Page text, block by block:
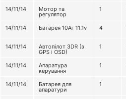
14/11/14
Мотор та
регулятор
1
14/11/14
Батарея 10Аг 11.1v 4
14/11/14
Автопілот 3DR (з
GPS і OSD)
1
14/11/14
Апаратура
керування
1
14/11/14
Батарея для
апаратури
1